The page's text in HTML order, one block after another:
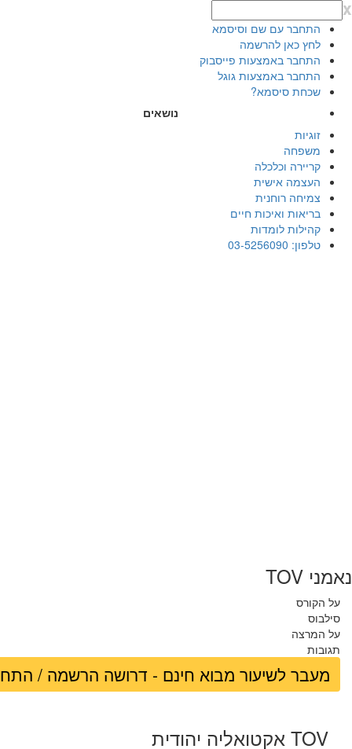
x
התחבר עם שם וסיסמא
לחץ כאן להרשמה
התחבר באמצעות פייסבוק
התחבר באמצעות גוגל
שכחת סיסמא?
נושאים
זוגיות
משפחה
קריירה וכלכלה
העצמה אישית
צמיחה רוחנית
בריאות ואיכות חיים
קהילות לומדות
טלפון: 03-5256090
נאמני TOV
על הקורס
סילבוס
על המרצה
תגובות
מעבר לשיעור מבוא חינם - דרושה הרשמה /
TOV אקטואליה יהודית